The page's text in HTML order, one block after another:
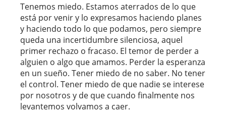
Tenemos miedo. Estamos aterrados de lo que
está por venir y lo expresamos haciendo planes
y haciendo todo lo que podamos, pero siempre
queda una incertidumbre silenciosa, aquel
primer rechazo o fracaso. El temor de perder a
alguien o algo que amamos. Perder la esperanza
en un sueño. Tener miedo de no saber. No tener
el control. Tener miedo de que nadie se interese
por nosotros y de que cuando finalmente nos
levantemos volvamos a caer.